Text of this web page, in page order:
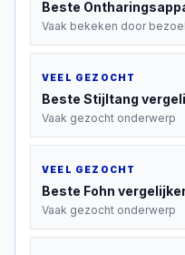
Beste
Vaak bekeken door
VEEL GEZOCHT
Beste Stijltang
Vaak gezocht onderwerp
VEEL GEZOCHT
Beste Fohn
Vaak gezocht onderwerp